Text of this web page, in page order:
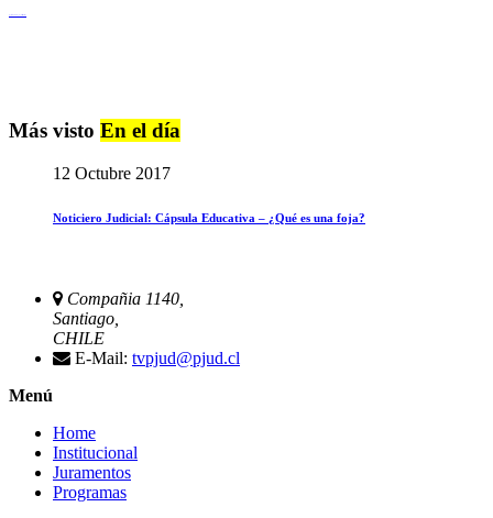
Más visto En el día
12 Octubre 2017
Noticiero Judicial: Cápsula Educativa – ¿Qué es una foja?
Compañia 1140,
Santiago,
CHILE
E-Mail: tvpjud@pjud.cl
Menú
Home
Institucional
Juramentos
Programas